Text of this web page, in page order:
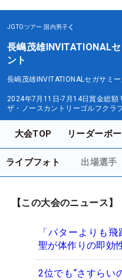
JGTOツアー 国内男子
長嶋茂雄INVITATIONAL
ント
長嶋茂雄INVITATIONALセガサミ
2024年7月11日-7月14日賞金総額
ザ・ノースカントリーゴルフクラ
大会TOP リーダーボ
ライブフォト 出場選手
【この大会のニュース】
「パターよりも
聖が体作りの即効
2位でも“さすらい